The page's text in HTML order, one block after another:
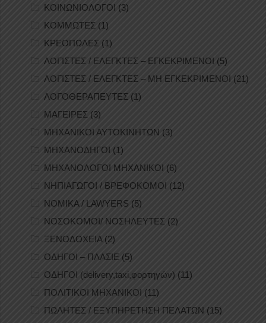
ΚΟΙΝΩΝΙΟΛΟΓΟΙ (3)
ΚΟΜΜΩΤΕΣ (1)
ΚΡΕΟΠΩΛΕΣ (1)
ΛΟΓΙΣΤΕΣ / ΕΛΕΓΚΤΕΣ – ΕΓΚΕΚΡΙΜΕΝΟΙ (5)
ΛΟΓΙΣΤΕΣ / ΕΛΕΓΚΤΕΣ – ΜΗ ΕΓΚΕΚΡΙΜΕΝΟΙ (21)
ΛΟΓΟΘΕΡΑΠΕΥΤΕΣ (1)
ΜΑΓΕΙΡΕΣ (3)
ΜΗΧΑΝΙΚΟΙ ΑΥΤΟΚΙΝΗΤΩΝ (3)
ΜΗΧΑΝΟΔΗΓΟΙ (1)
ΜΗΧΑΝΟΛΟΓΟΙ ΜΗΧΑΝΙΚΟΙ (6)
ΝΗΠΙΑΓΩΓΟΙ / ΒΡΕΦΟΚΟΜΟΙ (12)
ΝΟΜΙΚΑ / LAWYERS (5)
ΝΟΣΟΚΟΜΟΙ/ ΝΟΣΗΛΕΥΤΕΣ (2)
ΞΕΝΟΔΟΧΕΙΑ(2)
ΟΔΗΓΟΙ – ΠΛΑΣΙΕ (5)
ΟΔΗΓΟΙ (delivery,taxi,φορτηγών) (11)
ΠΟΛΙΤΙΚΟΙ ΜΗΧΑΝΙΚΟΙ (11)
ΠΩΛΗΤΕΣ / ΕΞΥΠΗΡΕΤΗΣΗ ΠΕΛΑΤΩΝ (15)